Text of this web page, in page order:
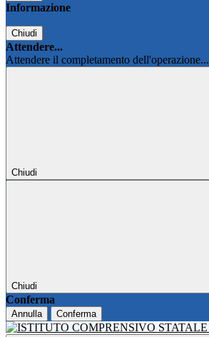
Informazione
Chiudi
Attendere...
Attendere il completamento dell'operazione...
Chiudi
Chiudi
Conferma
Annulla Conferma